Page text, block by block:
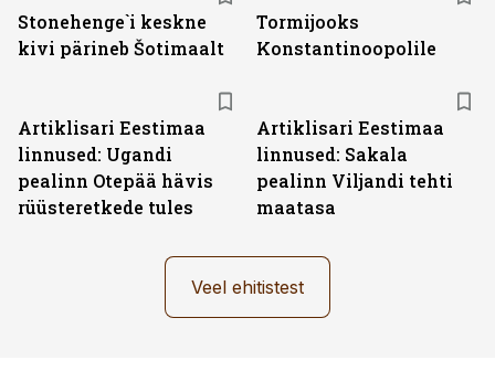
Stonehenge`i keskne
kivi pärineb Šotimaalt
Tormijooks
Konstantinoopolile
Artiklisari Eestimaa
linnused: Ugandi
pealinn Otepää hävis
rüüsteretkede tules
Artiklisari Eestimaa
linnused: Sakala
pealinn Viljandi tehti
maatasa
Veel ehitistest